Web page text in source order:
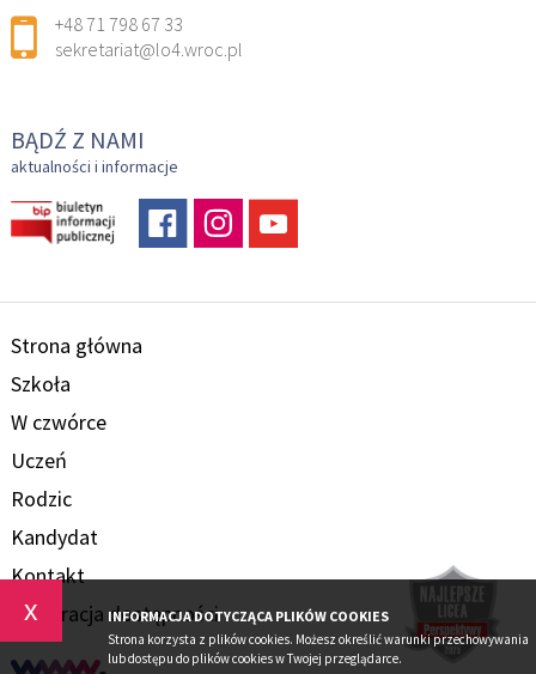
x INFORMACJA DOTYCZĄCA PLIKÓW COOKIES
Strona korzysta z plików cookies. Możesz określić warunki przechowywania
lub dostępu do plików cookies w Twojej przeglądarce.
+48 71 798 67 33
sekretariat@lo4.wroc.pl
BĄDŹ Z NAMI
aktualności i informacje
Strona główna
Szkoła
W czwórce
Uczeń
Rodzic
Kandydat
Kontakt
Deklaracja dostępności